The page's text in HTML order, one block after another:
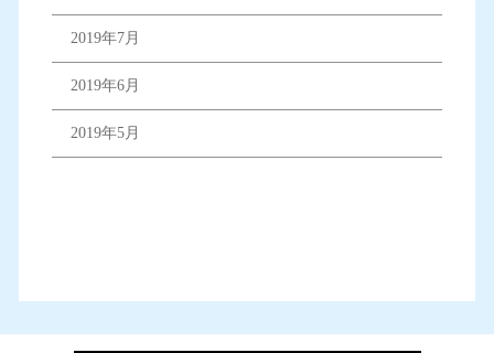
2019年7月
2019年6月
2019年5月